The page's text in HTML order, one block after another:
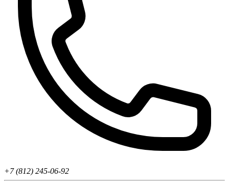
+7 (812) 245-06-92